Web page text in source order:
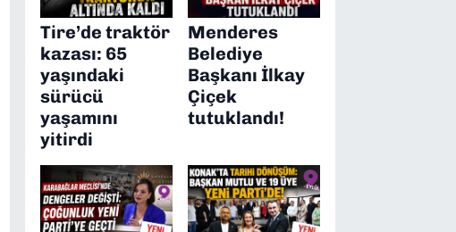
Tire’de traktör
kazası: 65
yaşındaki
sürücü
yaşamını
yitirdi
Menderes
Belediye
Başkanı İlkay
Çiçek
tutuklandı!